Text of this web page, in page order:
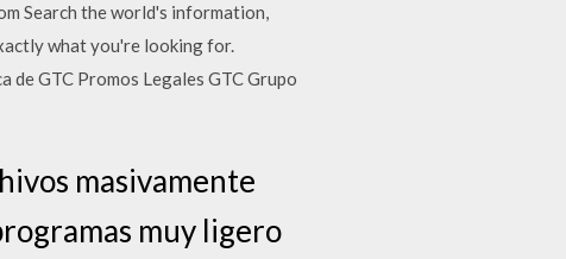
Search the world's information,
what you're looking for.
de GTC Promos Legales GTC Grupo
masivamente
muy ligero